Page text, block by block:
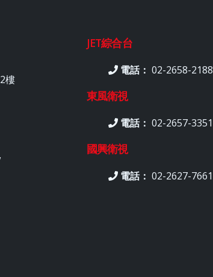
樓
JET綜合台
電話： 02-2658-2188
東風衛視
電話： 02-2657-3351
國興衛視
電話： 02-2627-7661